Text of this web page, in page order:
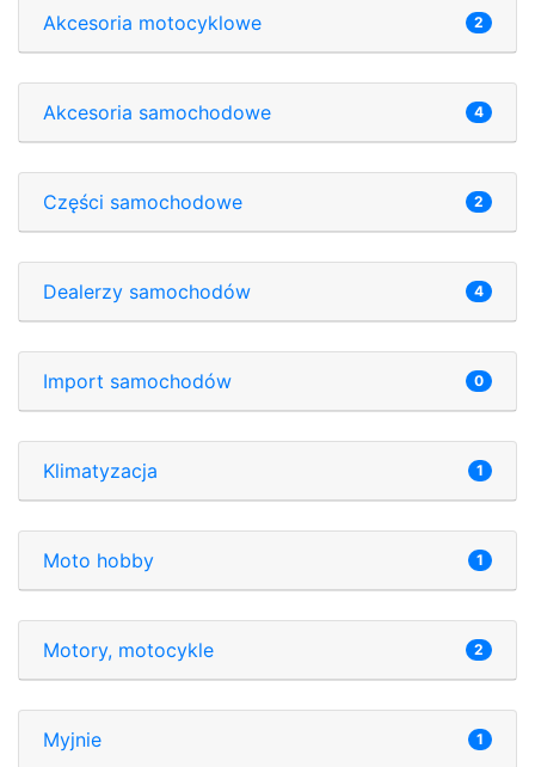
Akcesoria motocyklowe 2
Akcesoria samochodowe 4
Części samochodowe 2
Dealerzy samochodów 4
Import samochodów 0
Klimatyzacja 1
Moto hobby 1
Motory, motocykle 2
Myjnie 1